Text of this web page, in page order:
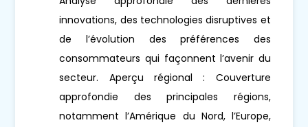
innovations, des technologies disruptives et
de l’évolution des préférences des
consommateurs qui façonnent l’avenir du
secteur. Aperçu régional : Couverture
approfondie des principales régions,
notamment l’Amérique du Nord, l’Europe,